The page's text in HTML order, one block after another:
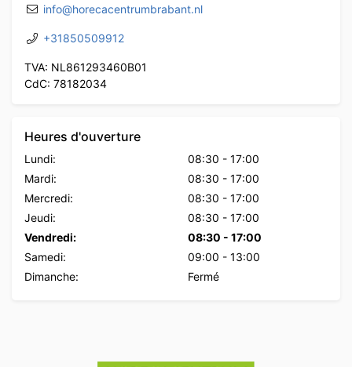
info@horecacentrumbrabant.nl
+31850509912
TVA: NL861293460B01
CdC: 78182034
Heures d'ouverture
Lundi: 08:30 - 17:00
Mardi:
08:30 - 17:00
Mercredi:
08:30 - 17:00
Jeudi:
08:30 - 17:00
Vendredi:
08:30 - 17:00
Samedi:
09:00 - 13:00
Dimanche:
Fermé